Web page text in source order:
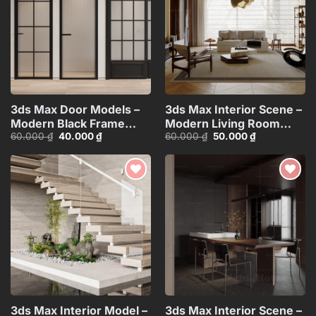
3ds Max Door Models –
Modern Black Frame
Glass Doors Corona
Render_4784
60.000₫ Giá
là:
60.000 ₫.
40.000₫Giá
hiện
tại
40.000 ₫.
3ds Max Interior Scene –
Modern Living Room
Design Corona
Render_3866
60.000₫ Giá
50.000₫Giá
hiện
tại
là:
50.000 ₫.
Add to
wishlist
3ds Max Interior Model –
Add to
wishlist
3ds Max Interior Scene –